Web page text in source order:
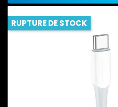
RUPTURE DE STOCK